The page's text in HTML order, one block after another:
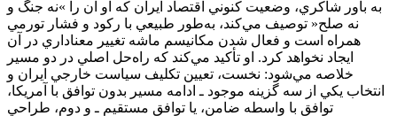
به باور شاکري، وضعيت کنوني اقتصاد ايران که او آن را »نه جنگ و
نه صلح« توصيف مي‌کند، به‌طور طبيعي با رکود و فشار تورمي
همراه است و فعال شدن مکانيسم ماشه تغيير معناداري در آن
ايجاد نخواهد کرد. او تأکيد مي‌کند که راه‌حل اصلي در دو مسير
خلاصه مي‌شود: نخست، تعيين تکليف سياست خارجي ايران و
انتخاب يکي از سه گزينه موجود ـ ادامه مسير بدون توافق با آمريکا،
توافق با واسطه ضامن، يا توافق مستقيم ـ و دوم، طراحي